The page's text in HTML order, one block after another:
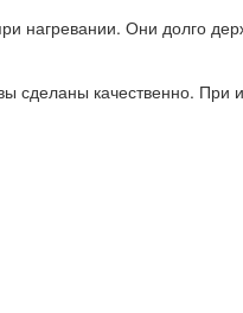
нагревании. Они долго
сделаны качественно. При